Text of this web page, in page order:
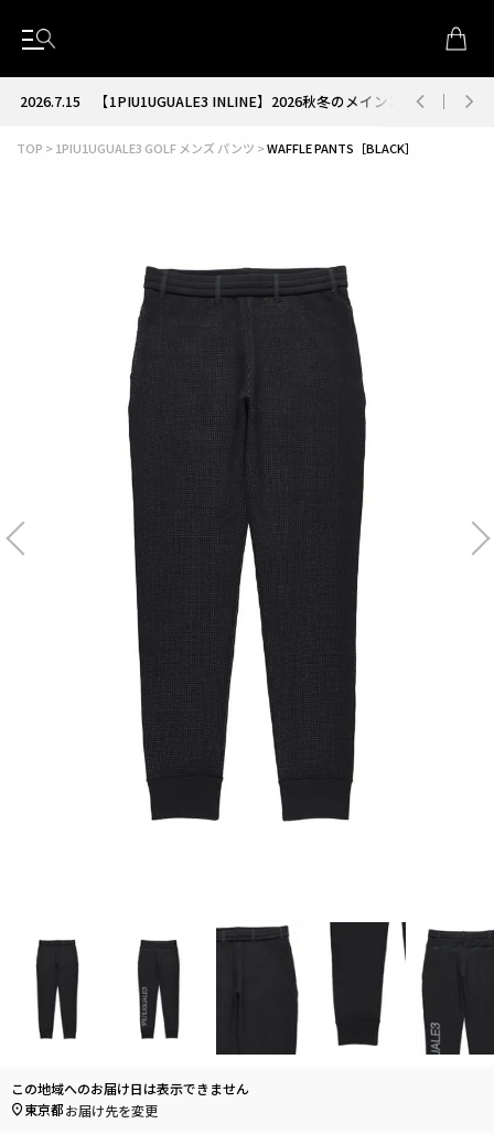
2026.7.15【1PIU1UGUALE3 INLINE】2026秋冬のメインコレクションが
TOP 1PIU1UGUALE3 GOLF メンズ パンツ WAFFLE PANTS［BLACK］
この地域へのお届け日は表示できません
東京都お届け先を変更